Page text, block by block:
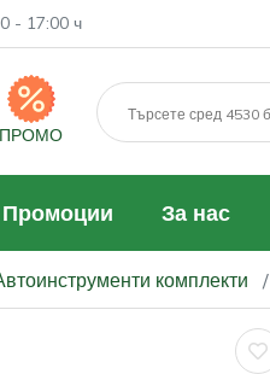
- 17:00 ч
ПРОМО
Промоции За нас
комплекти